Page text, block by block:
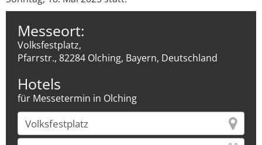
Messeort:
Volksfestplatz,
Pfarrstr., 82284 Olching, Bayern, Deutschland
Hotels
für Messetermin in Olching